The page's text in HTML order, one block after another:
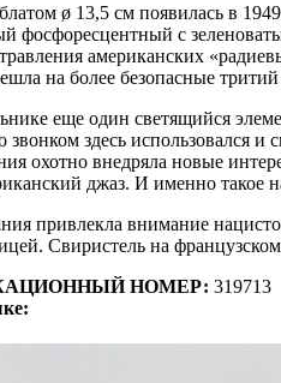
ø 13,5 см появилась в
с
американских
на более безопасные
еще один светящийся
здесь использовался и
охотно внедряла новые
джаз. И именно такое
привлекла внимание
Свиристель на
НОМЕР: 319713